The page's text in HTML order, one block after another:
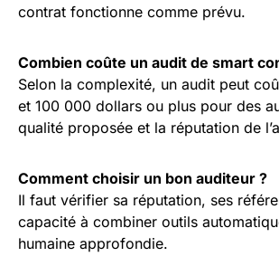
contrat fonctionne comme prévu.
Combien coûte un audit de smart
Selon la complexité, un audit peut
et 100 000 dollars ou plus pour des
qualité proposée et la réputation de
Comment choisir un bon auditeur ?
Il faut vérifier sa réputation, ses
capacité à combiner outils
humaine approfondie.